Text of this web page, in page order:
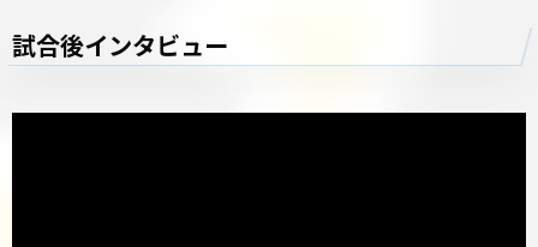
試合後インタビュー